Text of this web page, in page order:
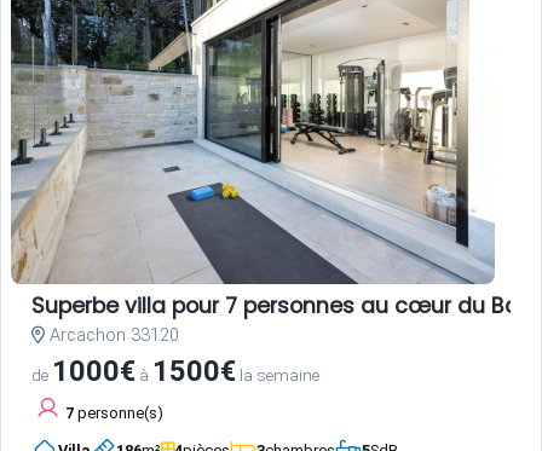
Superbe villa pour 7 personnes au cœur du
Arcachon 33120
de 1000€ à 1500€ la semaine
7 personne(s)